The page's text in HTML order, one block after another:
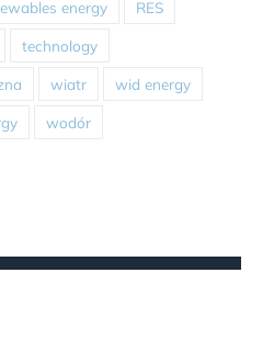
energy RES
technology
wiatr wid energy
wodór